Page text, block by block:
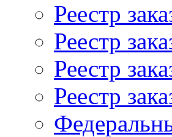
Реестр
Реестр
Реестр
Реестр